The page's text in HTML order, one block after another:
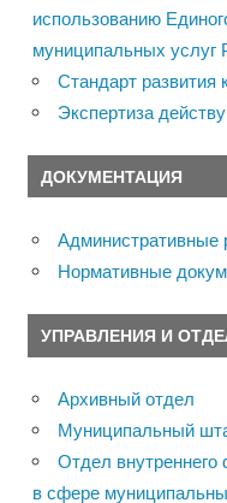
использованию
муниципальных услуг
Стандарт развития
Экспертиза
ДОКУМЕНТАЦИЯ
Административные
Нормативные
УПРАВЛЕНИЯ И
Архивный отдел
Муниципальный
Отдел внутреннего
в сфере